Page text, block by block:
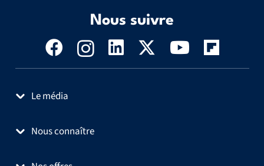
Nous suivre
Le média
Nous connaître